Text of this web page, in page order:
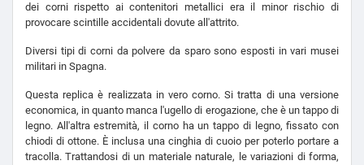
dei corni rispetto ai contenitori metallici era il minor rischio di
provocare scintille accidentali dovute all'attrito.
Diversi tipi di corni da polvere da sparo sono esposti in vari musei
militari in Spagna.
Questa replica è realizzata in vero corno. Si tratta di una versione
economica, in quanto manca l'ugello di erogazione, che è un tappo di
legno. All'altra estremità, il corno ha un tappo di legno, fissato con
chiodi di ottone. È inclusa una cinghia di cuoio per poterlo portare a
tracolla. Trattandosi di un materiale naturale, le variazioni di forma,